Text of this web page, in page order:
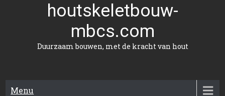
houtskeletbouw-
mbcs.com
Duurzaam bouwen, met de kracht van hout
Menu